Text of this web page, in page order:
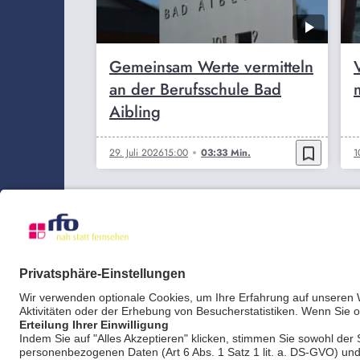
Gemeinsam Werte vermitteln
an der Berufsschule Bad
Aibling
29. Juli 202615:00 03:33 Min. bookmark_border